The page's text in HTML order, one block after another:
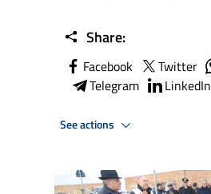
Share:
Facebook Twitter
Telegram
LinkedIn
See actions